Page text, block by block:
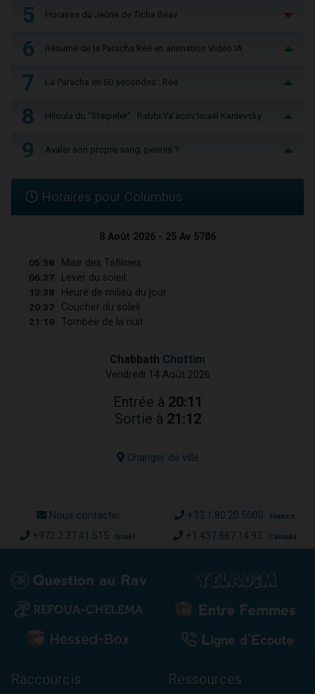
5 Horaires du Jeûne de Ticha Béav
6 Résumé de la Paracha Réé en animation Vidéo IA
7 La Paracha en 60 secondes : Réé
8 Hiloula du "Steïpeler" : Rabbi Ya’acov Israël Kanievsky
9 Avaler son propre sang, permis ?
Horaires pour Columbus
8 Août 2026 - 25 Av 5786
05:38 Mise des Téfilines
06:37 Lever du soleil
13:38 Heure de milieu du jour
20:37 Coucher du soleil
21:19 Tombée de la nuit
Chabbath Choftim
Vendredi 14 Août 2026
Entrée à 20:11
Sortie à 21:12
Changer de ville
Nous contacter +33.1.80.20.5000 France
+972.2.37.41.515 Israël +1.437.887.14.93 Canada
Raccourcis Ressources